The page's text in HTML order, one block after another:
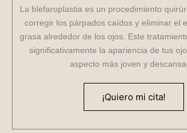
La blefaroplastia es un procedimiento
corregir los párpados caídos y eliminar el
grasa alrededor de los ojos. Este
significativamente la apariencia de tus
aspecto más joven y
¡Quiero mi cita!